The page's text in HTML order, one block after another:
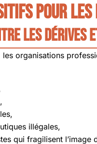
pour
les dérives
les organisations
illégales,
qui fragilisent l’image